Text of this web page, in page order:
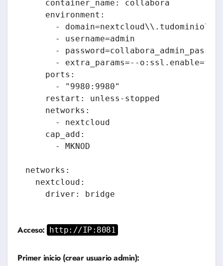
    container_name: collabora
    environment:
-
      - username=admin
-
- extra_params=--
    ports:
      - "9980:9980"
    restart: unless-stopped
    networks:
      - nextcloud
    cap_add:
      - MKNOD
networks:
  nextcloud:
Acceso: http://IP:8081
Primer inicio (crear usuario admin):